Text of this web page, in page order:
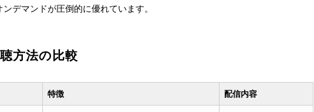
デマンドが圧倒的に優れています。
方法の比較
特徴 配信内容